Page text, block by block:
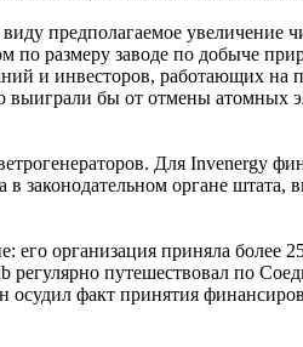
предполагаемое увеличение
по размеру заводе по добыче
и инвесторов, работающих на
бы от отмены атомных
Для Invenergy
законодательном органе штата,
организация приняла более
путешествовал по
факт принятия